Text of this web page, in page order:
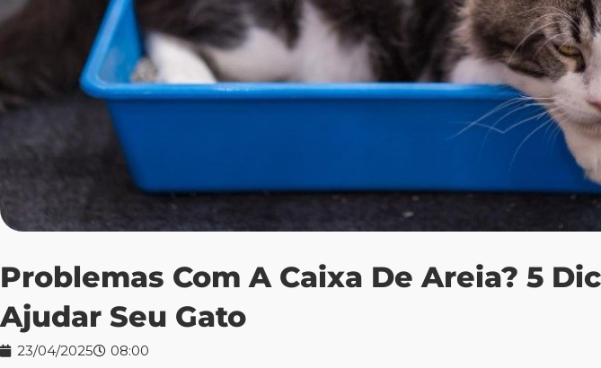
Problemas Com A Caixa De Areia? 5
Ajudar Seu Gato
23/04/2025
08:00